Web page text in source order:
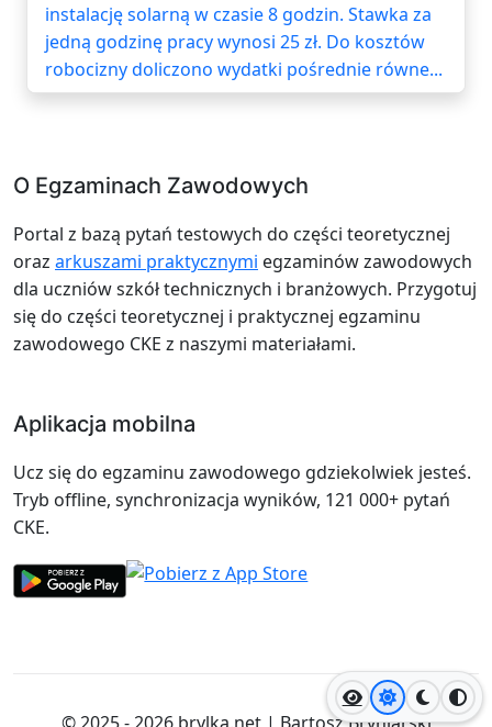
Jasny motyw
Ciemny
instalację solarną w czasie 8 godzin. Stawka za
jedną godzinę pracy wynosi 25 zł. Do kosztów
robocizny doliczono wydatki pośrednie równe...
O Egzaminach Zawodowych
Portal z bazą pytań testowych do części teoretycznej
oraz arkuszami praktycznymi egzaminów zawodowych
dla uczniów szkół technicznych i branżowych. Przygotuj
się do części teoretycznej i praktycznej egzaminu
zawodowego CKE z naszymi materiałami.
Aplikacja mobilna
Ucz się do egzaminu zawodowego gdziekolwiek jesteś.
Tryb offline, synchronizacja wyników, 121 000+ pytań
CKE.
© 2025 - 2026 brylka.net| Bartosz Bryniarski